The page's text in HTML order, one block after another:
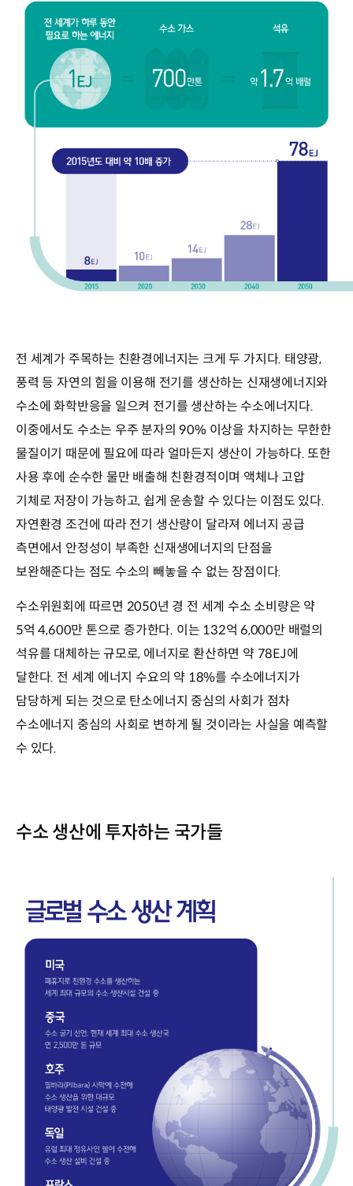
전 세계가 주목하는 친환경에너지는 크게 두 가지다. 태양광,
풍력 등 자연의 힘을 이용해 전기를 생산하는 신재생에너지와
수소에 화학반응을 일으켜 전기를 생산하는 수소에너지다.
이중에서도 수소는 우주 분자의 90% 이상을 차지하는 무한한
물질이기 때문에 필요에 따라 얼마든지 생산이 가능하다. 또한
사용 후에 순수한 물만 배출해 친환경적이며 액체나 고압
기체로 저장이 가능하고, 쉽게 운송할 수 있다는 이점도 있다.
자연환경 조건에 따라 전기 생산량이 달라져 에너지 공급
측면에서 안정성이 부족한 신재생에너지의 단점을
보완해준다는 점도 수소의 빼놓을 수 없는 장점이다.
수소위원회에 따르면 2050년 경 전 세계 수소 소비량은 약
5억 4,600만 톤으로 증가한다. 이는 132억 6,000만 배럴의
석유를 대체하는 규모로, 에너지로 환산하면 약 78EJ에
달한다. 전 세계 에너지 수요의 약 18%를 수소에너지가
담당하게 되는 것으로 탄소에너지 중심의 사회가 점차
수소에너지 중심의 사회로 변하게 될 것이라는 사실을 예측할
수 있다.
수소 생산에 투자하는 국가들